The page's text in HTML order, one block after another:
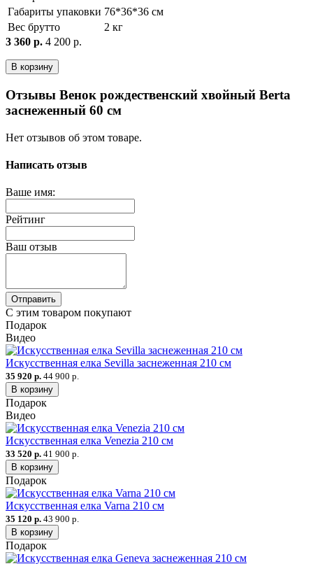
Габариты упаковки 76*36*36 см
Вес брутто
2 кг
3 360 р. 4 200 р.
В корзину
Отзывы Венок рождественский хвойный Berta
заснеженный 60 см
Нет отзывов об этом товаре.
Написать отзыв
Ваше имя:
Рейтинг
Ваш отзыв
Отправить
С этим товаром покупают
Подарок
Видео
Искусственная елка Sevilla заснеженная 210 см
35 920 р. 44 900 р.
В корзину
Подарок
Видео
Искусственная елка Venezia 210 см
33 520 р. 41 900 р.
В корзину
Подарок
Искусственная елка Varna 210 см
35 120 р. 43 900 р.
В корзину
Подарок